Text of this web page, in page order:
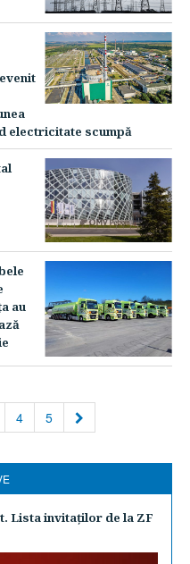
electricitate scumpă
au
4 5
Lista invitaţilor de la ZF